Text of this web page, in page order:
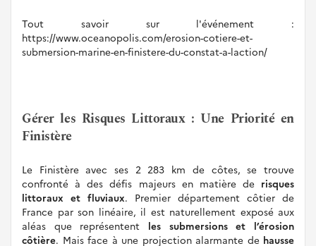
Tout savoir sur l'événement :
https://www.oceanopolis.com/erosion-cotiere-et-
submersion-marine-en-finistere-du-constat-a-laction/
Gérer les Risques Littoraux : Une Priorité en
Finistère
Le Finistère avec ses 2 283 km de côtes, se trouve
confronté à des défis majeurs en matière de risques
littoraux et fluviaux. Premier département côtier de
France par son linéaire, il est naturellement exposé aux
aléas que représentent les submersions et l’érosion
côtière. Mais face à une projection alarmante de hausse